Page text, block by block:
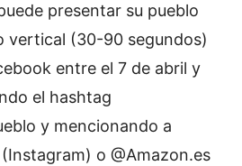
presentar su pueblo
vertical (30-90 segundos)
entre el 7 de abril y
el hashtag
y mencionando a
o @Amazon.es